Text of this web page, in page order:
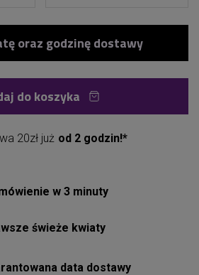
do koszyka
20zł już od 2 godzin!*
w 3 minuty
świeże kwiaty
data dostawy